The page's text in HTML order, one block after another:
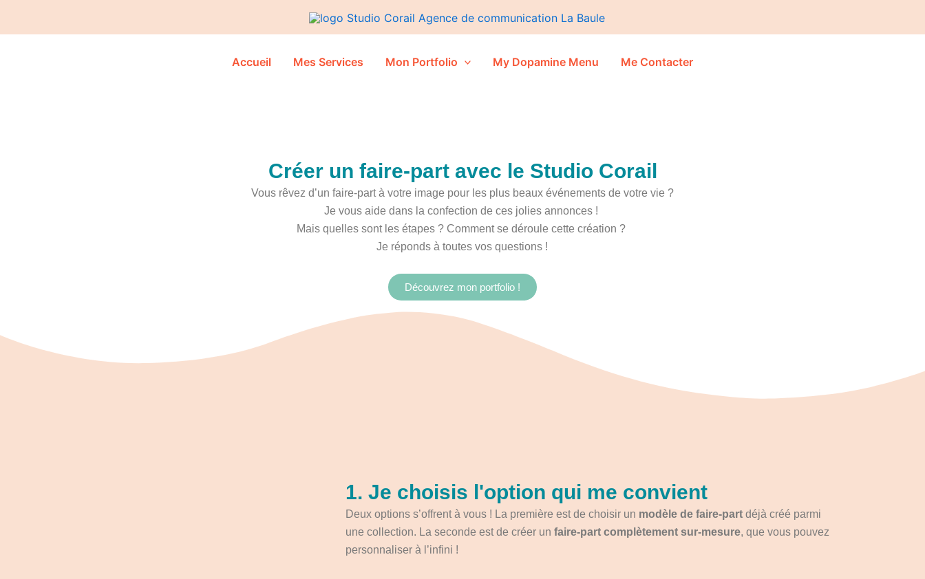
Accueil
Mes Services Mon Portfolio My Dopamine Menu Me Contacter
Créer un faire-part avec le Studio Corail
Vous rêvez d’un faire-part à votre image pour les plus beaux événements de votre vie ?
Je vous aide dans la confection de ces jolies annonces !
Mais quelles sont les étapes ? Comment se déroule cette création ?
Je réponds à toutes vos questions !
Découvrez mon portfolio !
1. Je choisis l'option qui me convient
Deux options s’offrent à vous ! La première est de choisir un modèle de faire-part déjà créé parmi
une collection. La seconde est de créer un faire-part complètement sur-mesure, que vous pouvez
personnaliser à l’infini !